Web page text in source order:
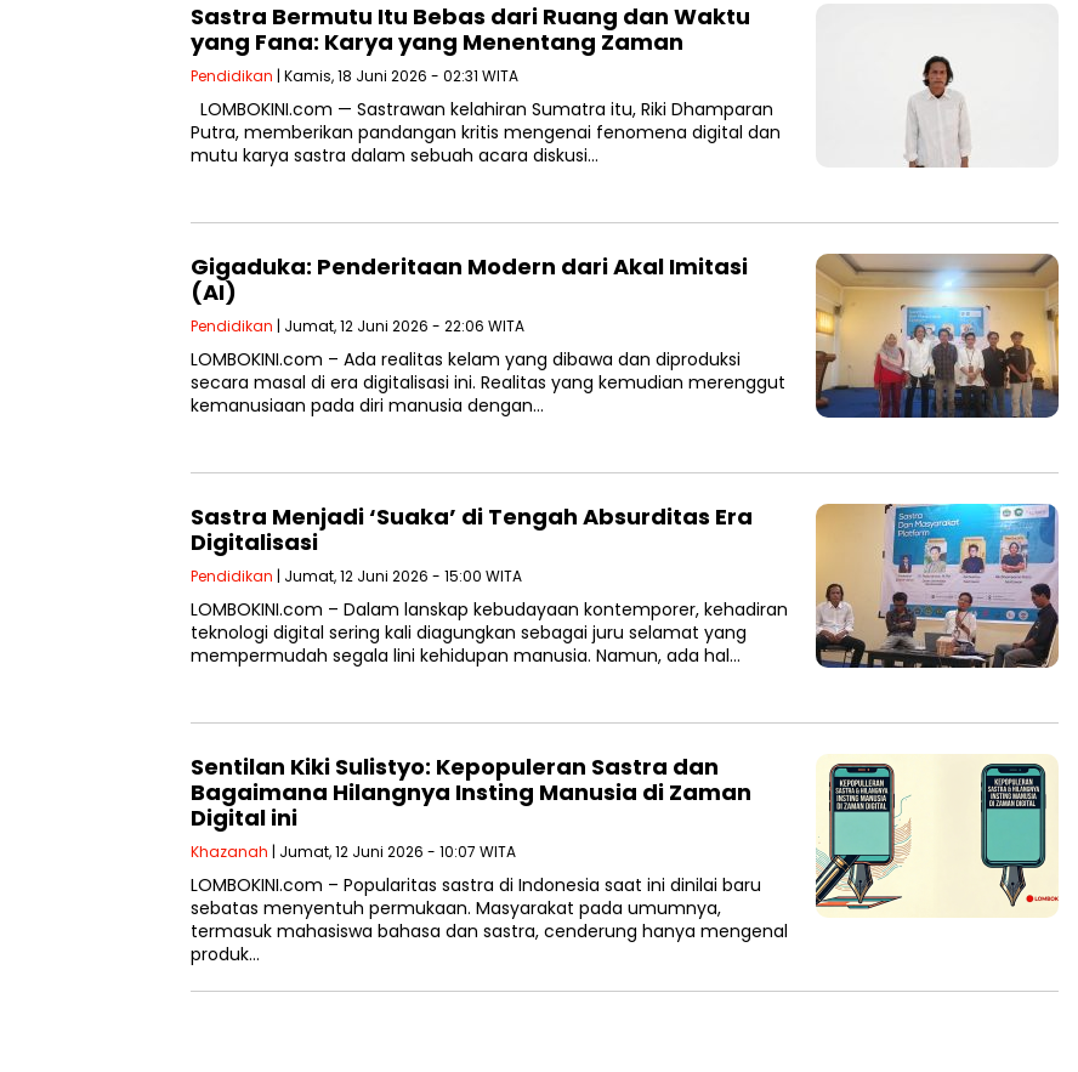
Sastra Bermutu Itu Bebas dari Ruang dan Waktu
yang Fana: Karya yang Menentang Zaman
Pendidikan | Kamis, 18 Juni 2026 - 02:31 WITA
LOMBOKINI.com — Sastrawan kelahiran Sumatra itu, Riki Dhamparan
Putra, memberikan pandangan kritis mengenai fenomena digital dan
mutu karya sastra dalam sebuah acara diskusi…
Gigaduka: Penderitaan Modern dari Akal Imitasi
(AI)
Pendidikan | Jumat, 12 Juni 2026 - 22:06 WITA
LOMBOKINI.com – Ada realitas kelam yang dibawa dan diproduksi
secara masal di era digitalisasi ini. Realitas yang kemudian merenggut
kemanusiaan pada diri manusia dengan…
Sastra Menjadi ‘Suaka’ di Tengah Absurditas Era
Digitalisasi
Pendidikan | Jumat, 12 Juni 2026 - 15:00 WITA
LOMBOKINI.com – Dalam lanskap kebudayaan kontemporer, kehadiran
teknologi digital sering kali diagungkan sebagai juru selamat yang
mempermudah segala lini kehidupan manusia. Namun, ada hal…
Sentilan Kiki Sulistyo: Kepopuleran Sastra dan
Bagaimana Hilangnya Insting Manusia di Zaman
Digital ini
Khazanah | Jumat, 12 Juni 2026 - 10:07 WITA
LOMBOKINI.com – Popularitas sastra di Indonesia saat ini dinilai baru
sebatas menyentuh permukaan. Masyarakat pada umumnya,
termasuk mahasiswa bahasa dan sastra, cenderung hanya mengenal
produk…